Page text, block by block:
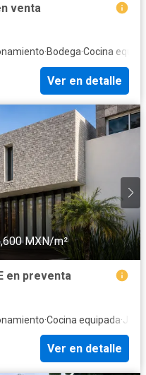
venta
·Bodega·Cocina
Ver en detalle
MXN/m²
en preventa
·Cocina equipada·
Ver en detalle